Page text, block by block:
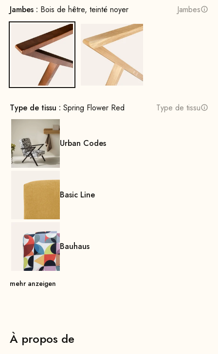
Jambes : Bois de hêtre, teinté noyer Jambes
Bois de hêtre, teinté noyerBois de chêne, naturel
Type de tissu : Spring Flower Red Type de tissu
Urban Codes
Basic Line
Bauhaus
mehr anzeigen
À propos de